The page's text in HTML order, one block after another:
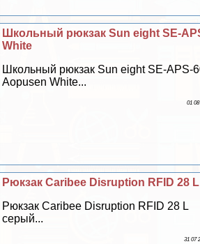
Школьный рюкзак Sun eight SE-
White
Школьный рюкзак Sun eight SE-APS-
Aopusen White...
01
Рюкзак Caribee Disruption RFID 28
Рюкзак Caribee Disruption RFID 28 L
серый...
31 07